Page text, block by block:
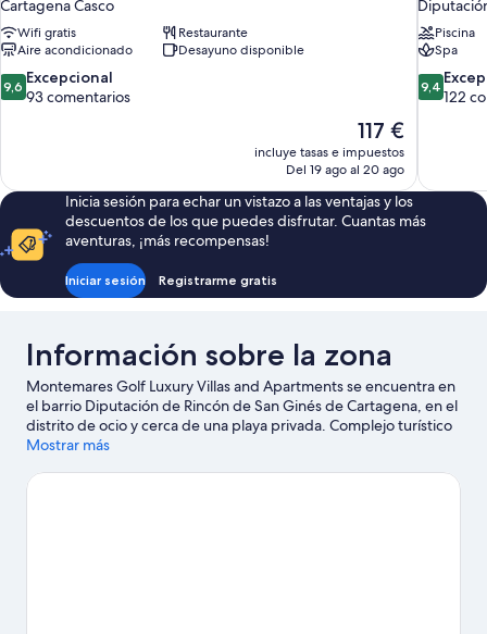
Cartagena Casco
Wifi gratis
Restaurante
Aire acondicionado
Desayuno disponible
9.6
sobre
9,6 Excepcional
93 comentarios
El
precio
actual
de
117 €
117 €
incluye tasas e impuestos
Del 19 ago al 20 ago
Piscina
Spa
9.4
sobre
9,4
122
Inicia sesión para echar un vistazo a las ventajas y los
descuentos de los que puedes disfrutar. Cuantas más
aventuras, ¡más recompensas!
Iniciar sesión Registrarme gratis
Información sobre la zona
Montemares Golf Luxury Villas and Apartments se encuentra en
el barrio Diputación de Rincón de San Ginés de Cartagena, en el
distrito de ocio y cerca de una playa privada. Complejo turístico
con campo de golf La Manga Club y Complejo de golf Mar
¿Viajas con niños? Pues llévalos a Museo Naval y, si te apetece
Mostrar más